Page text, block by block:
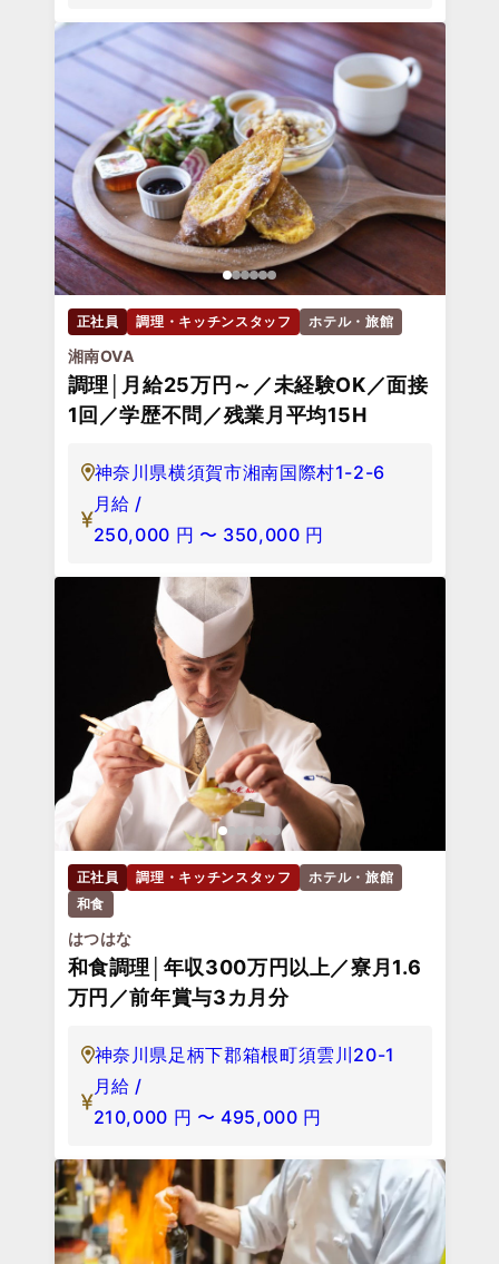
正社員 調理・キッチンスタッフ ホテル・旅館
湘南OVA
調理│月給25万円～／未経験OK／面接
1回／学歴不問／残業月平均15H
神奈川県横須賀市湘南国際村1-2-6
月給 /
250,000 円 〜 350,000 円
正社員 調理・キッチンスタッフ
ホテル・旅館
和食
はつはな
和食調理│年収300万円以上／寮月1.6
万円／前年賞与3カ月分
神奈川県足柄下郡箱根町須雲川20-1
月給 /
210,000 円 〜 495,000 円